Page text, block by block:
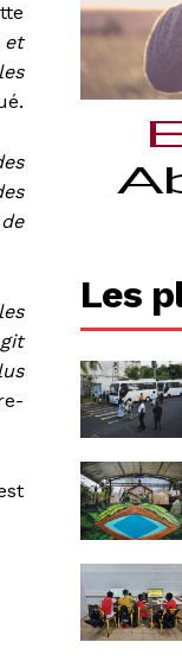
et
Les